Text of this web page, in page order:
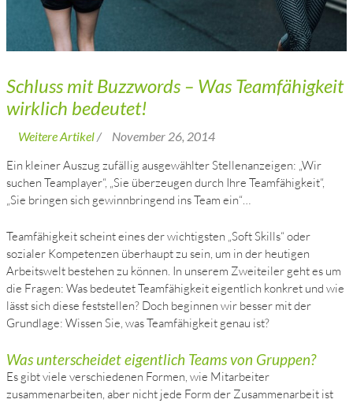
Schluss mit Buzzwords – Was Teamfähigkeit
wirklich bedeutet!
Weitere Artikel/
November 26, 2014
Ein kleiner Auszug zufällig ausgewählter Stellenanzeigen: „Wir
suchen Teamplayer“, „Sie überzeugen durch Ihre Teamfähigkeit“,
„Sie bringen sich gewinnbringend ins Team ein“…
Teamfähigkeit scheint eines der wichtigsten „Soft Skills“ oder
sozialer Kompetenzen überhaupt zu sein, um in der heutigen
Arbeitswelt bestehen zu können. In unserem Zweiteiler geht es um
die Fragen: Was bedeutet Teamfähigkeit eigentlich konkret und wie
lässt sich diese feststellen? Doch beginnen wir besser mit der
Grundlage: Wissen Sie, was Teamfähigkeit genau ist?
Was unterscheidet eigentlich Teams von Gruppen?
Es gibt viele verschiedenen Formen, wie Mitarbeiter
zusammenarbeiten, aber nicht jede Form der Zusammenarbeit ist